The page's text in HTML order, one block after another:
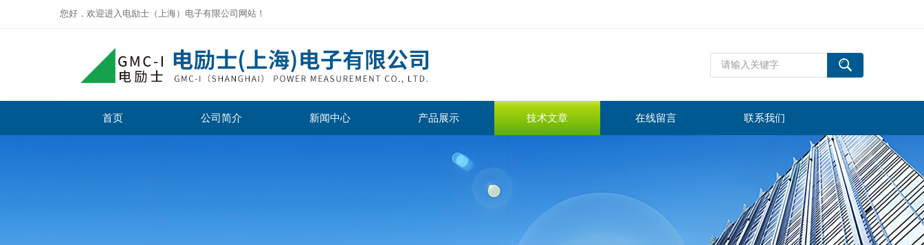
您好，欢迎进入电励士（上海）电子有限公司网站！
首页 公司简介 新闻中心 产品展示 技术文章 在线留言 联系我们